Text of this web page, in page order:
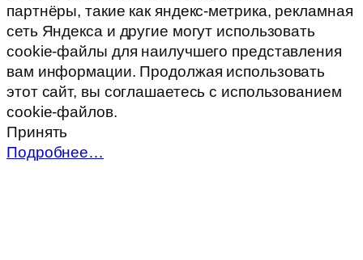
партнёры, такие как яндекс-метрика, рекламная
сеть Яндекса и другие могут использовать
cookie-файлы для наилучшего представления
вам информации. Продолжая использовать
этот сайт, вы соглашаетесь с использованием
cookie-файлов.
Принять
Подробнее…